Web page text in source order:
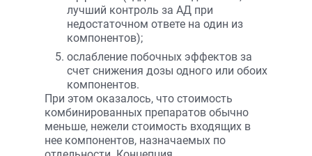
лучший контроль за АД при
недостаточном ответе на один из
компонентов);
ослабление побочных эффектов за
счет снижения дозы одного или обоих
компонентов.
При этом оказалось, что стоимость
комбинированных препаратов обычно
меньше, нежели стоимость входящих в
нее компонентов, назначаемых по